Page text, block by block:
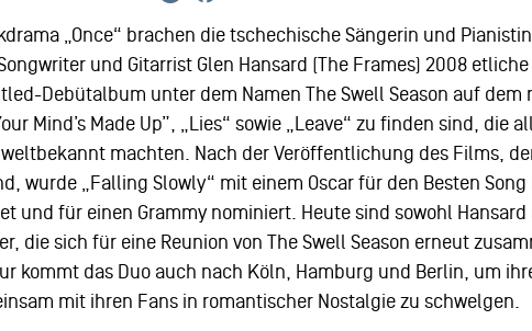
„Once“ brachen die tschechische Sängerin und
und Gitarrist Glen Hansard (The Frames) 2008 etliche
Debütalbum unter dem Namen The Swell Season auf dem
Mind’s Made Up”, „Lies“ sowie „Leave“ zu finden sind, die
machten. Nach der Veröffentlichung des Films,
wurde „Falling Slowly“ mit einem Oscar für den Besten Song
und für einen Grammy nominiert. Heute sind sowohl Hansard
die sich für eine Reunion von The Swell Season erneut
kommt das Duo auch nach Köln, Hamburg und Berlin, um
mit ihren Fans in romantischer Nostalgie zu schwelgen.